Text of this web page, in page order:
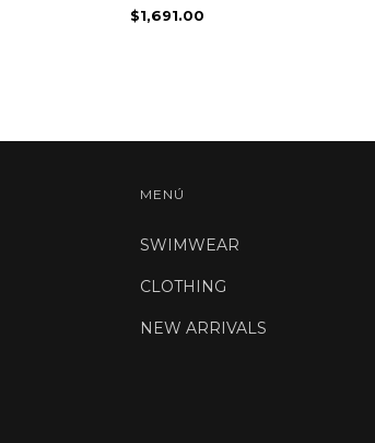
$1,691.00
MENÚ
SWIMWEAR
CLOTHING
NEW ARRIVALS